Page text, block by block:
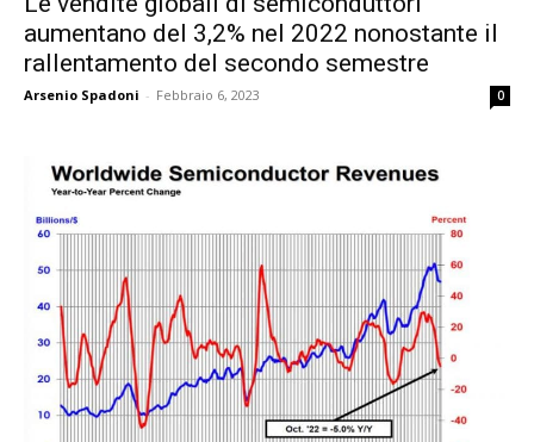
aumentano del 3,2% nel 2022 nonostante il
rallentamento del secondo semestre
Arsenio Spadoni - Febbraio 6, 2023 0